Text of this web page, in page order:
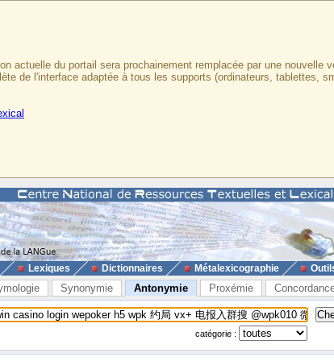
actuelle du portail sera prochainement remplacée par une nouvelle
de l'interface adaptée à tous les supports (ordinateurs, tablettes,
Lexiques Dictionnaires Métalexicographie
Synonymie Antonymie Proxémie
catégorie :